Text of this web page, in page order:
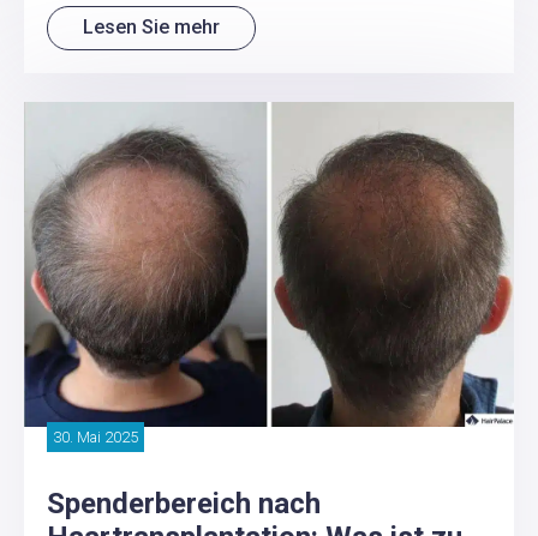
Lesen Sie mehr
30. Mai 2025
Spenderbereich nach